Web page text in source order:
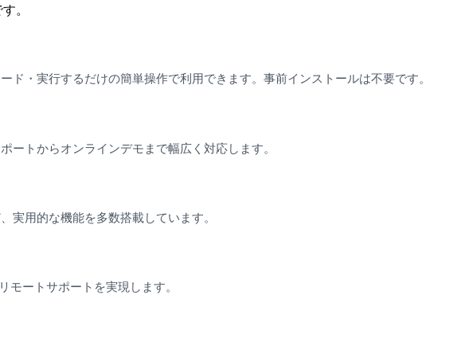
。
・実行するだけの簡単操作で利用できます。事前インストールは不要です。
ートからオンラインデモまで幅広く対応します。
実用的な機能を多数搭載しています。
ートサポートを実現します。